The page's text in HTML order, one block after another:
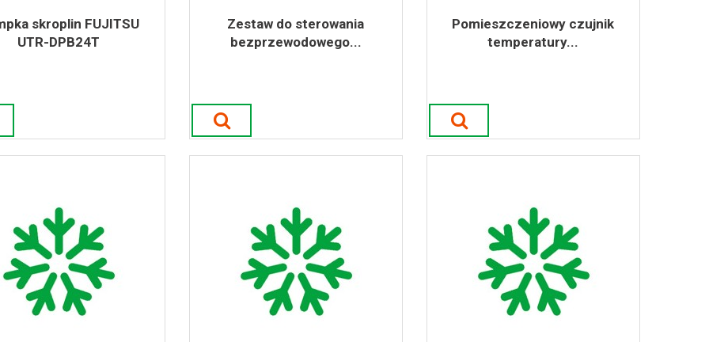
skroplin FUJITSU
UTR-DPB24T
Zestaw do sterowania
bezprzewodowego...
Pomieszczeniowy czujnik
temperatury...